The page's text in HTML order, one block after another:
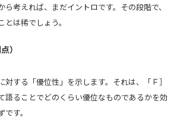
考えれば、まだイントロです。その段階で、
は稀でしょう。
）
する「優位性」を示します。それは、「Ｆ］
語ることでどのくらい優位なものであるかを効
す。